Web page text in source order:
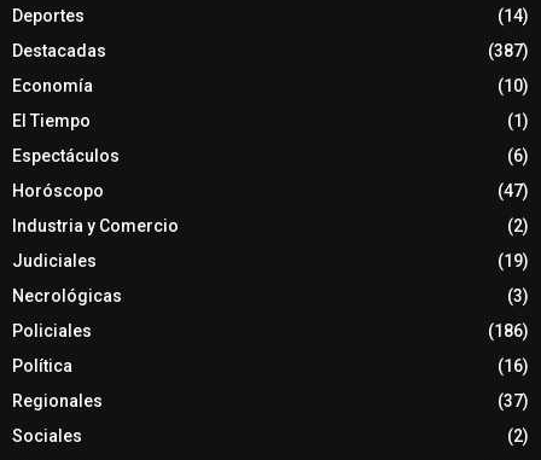
Deportes
(14)
Destacadas
(387)
Economía
(10)
El Tiempo
(1)
Espectáculos
(6)
Horóscopo
(47)
Industria y Comercio
(2)
Judiciales
(19)
Necrológicas
(3)
Policiales
(186)
Política
(16)
Regionales
(37)
Sociales
(2)